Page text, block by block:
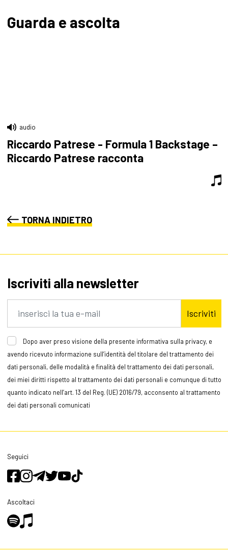
Guarda e ascolta
audio
Riccardo Patrese - Formula 1 Backstage –
Riccardo Patrese racconta
TORNA INDIETRO
Iscriviti alla newsletter
Iscriviti
Dopo aver preso visione della presente informativa sulla privacy, e
avendo ricevuto informazione sull’identità del titolare del trattamento dei
dati personali, delle modalità e finalità del trattamento dei dati personali,
dei miei diritti rispetto al trattamento dei dati personali e comunque di tutto
quanto indicato nell’art. 13 del Reg. (UE) 2016/79, acconsento al trattamento
dei dati personali comunicati
Seguici
Ascoltaci